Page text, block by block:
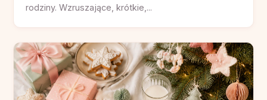
rodziny. Wzruszające, krótkie,...